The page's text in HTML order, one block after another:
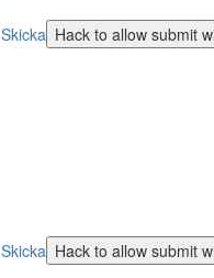
Skicka
Skicka